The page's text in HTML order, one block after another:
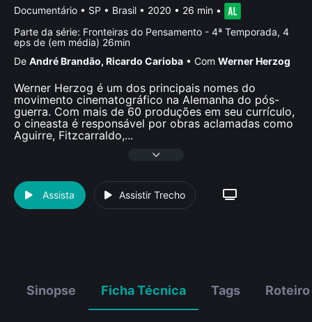
Documentário • SP • Brasil • 2020 • 26 min •
Parte da série: Fronteiras do Pensamento - 4ª Temporada, 4
eps de (em média) 26min
De André Brandão, Ricardo Carioba • Com Werner Herzog
Werner Herzog é um dos principais nomes do
movimento cinematográfico na Alemanha do pós-
guerra. Com mais de 60 produções em seu currículo,
o cineasta é responsável por obras aclamadas como
Aguirre, Fitzcarraldo,...
Assista Assistir Trecho
Sinopse Ficha Técnica Tags Roteiro